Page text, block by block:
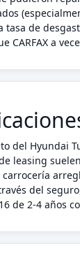
tasa de
CARFAX a
del Hyundai
leasing
del
de 2-4 años